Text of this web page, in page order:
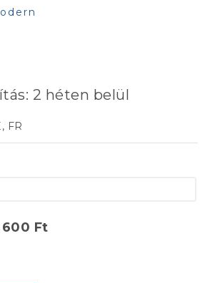
2 héten belül
FR
600 Ft